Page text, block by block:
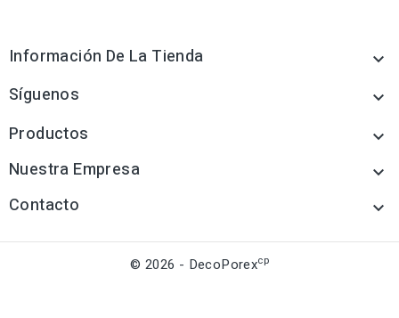
Información De La Tienda 
Síguenos 
Productos 
Nuestra Empresa 
Contacto 
© 2026 - DecoPorexcp